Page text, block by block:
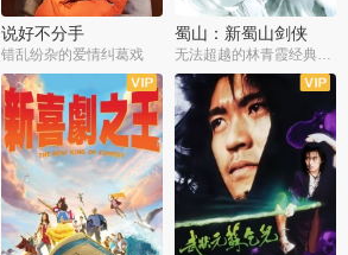
说好不分手
错乱纷杂的爱情纠葛戏
蜀山：新蜀山剑侠
无法超越的林青霞经典角色